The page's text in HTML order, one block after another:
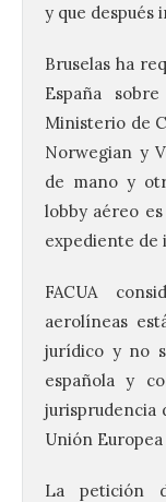
y que después
Bruselas ha
España
Ministerio de
Norwegian y
de mano y
lobby aéreo
expediente de
FACUA
aerolíneas
jurídico y no
española y
jurisprudencia
Unión Europea
La petición